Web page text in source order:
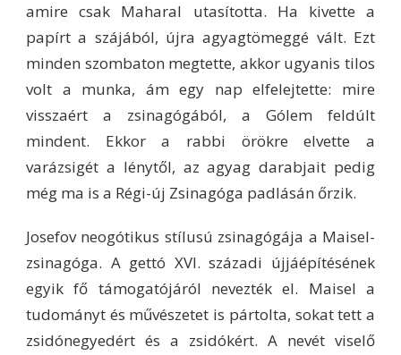
amire csak Maharal utasította. Ha kivette a
papírt a szájából, újra agyagtömeggé vált. Ezt
minden szombaton megtette, akkor ugyanis tilos
volt a munka, ám egy nap elfelejtette: mire
visszaért a zsinagógából, a Gólem feldúlt
mindent. Ekkor a rabbi örökre elvette a
varázsigét a lénytől, az agyag darabjait pedig
még ma is a Régi-új Zsinagóga padlásán őrzik.
Josefov neogótikus stílusú zsinagógája a Maisel-
zsinagóga. A gettó XVI. századi újjáépítésének
egyik fő támogatójáról nevezték el. Maisel a
tudományt és művészetet is pártolta, sokat tett a
zsidónegyedért és a zsidókért. A nevét viselő